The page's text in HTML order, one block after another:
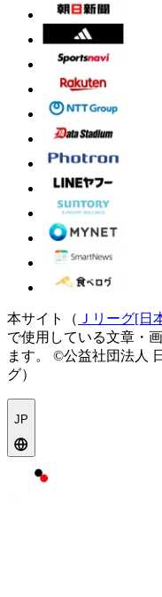
本サイト（ Ｊリーグ[日
で使用している文章・
ます。
©公益社団法人
グ）
JP